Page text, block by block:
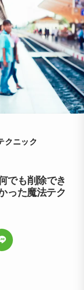
クニック
でも削除でき
った魔法テク